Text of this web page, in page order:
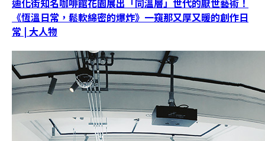
迪化街知名咖啡館花園展出「同溫層」世代的厭世藝術！
《恆溫日常，鬆軟綿密的爆炸》一窺那又厚又暖的創作日
常 | 大人物